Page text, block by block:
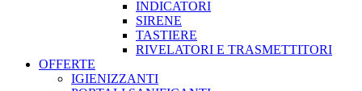
INDICATORI
SIRENE
TASTIERE
RIVELATORI E TRASMETTITORI
OFFERTE
IGIENIZZANTI